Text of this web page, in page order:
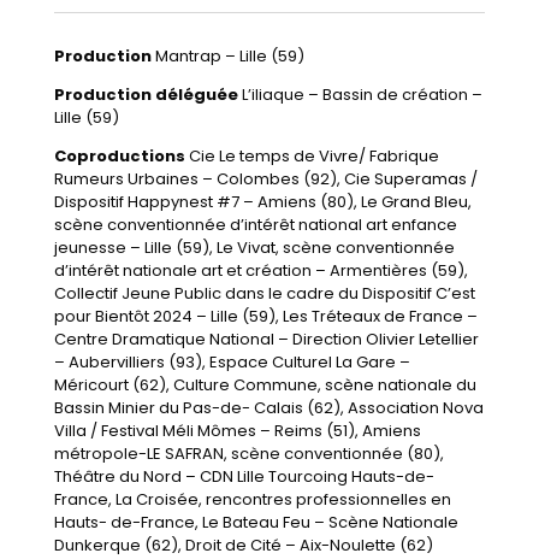
ProductionMantrap – Lille (59)
Production déléguéeL’iliaque – Bassin de création –
Lille (59)
Coproductions Cie Le temps de Vivre/ Fabrique
Rumeurs Urbaines – Colombes (92), Cie Superamas /
Dispositif Happynest #7 – Amiens (80), Le Grand Bleu,
scène conventionnée d’intérêt national art enfance
jeunesse – Lille (59), Le Vivat, scène conventionnée
d’intérêt nationale art et création – Armentières (59),
Collectif Jeune Public dans le cadre du Dispositif C’est
pour Bientôt 2024 – Lille (59), Les Tréteaux de France –
Centre Dramatique National – Direction Olivier Letellier
– Aubervilliers (93), Espace Culturel La Gare –
Méricourt (62), Culture Commune, scène nationale du
Bassin Minier du Pas-de- Calais (62), Association Nova
Villa / Festival Méli Mômes – Reims (51), Amiens
métropole-LE SAFRAN, scène conventionnée (80),
Théâtre du Nord – CDN Lille Tourcoing Hauts-de-
France, La Croisée, rencontres professionnelles en
Hauts- de-France, Le Bateau Feu – Scène Nationale
Dunkerque (62), Droit de Cité – Aix-Noulette (62)